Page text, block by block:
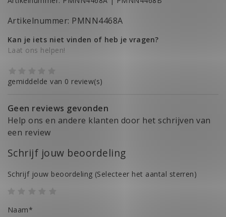
Artikelnummer: PMNN4468A
Kan je iets niet vinden of heb je vragen?
Laat ons helpen!
gemiddelde van 0 review(s)
Geen reviews gevonden
Help ons en andere klanten door het schrijven van
een review
Schrijf jouw beoordeling
Schrijf jouw beoordeling (Selecteer het aantal sterren)
Naam*